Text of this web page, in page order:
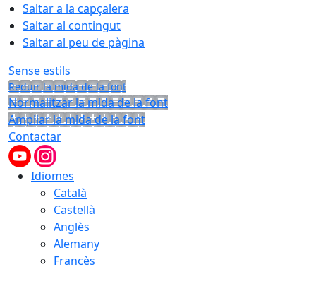
Saltar a la capçalera
Saltar al contingut
Saltar al peu de pàgina
Sense estils
Reduir la mida de la font
Normalitzar la mida de la font
Ampliar la mida de la font
Contactar
Idiomes
Català
Castellà
Anglès
Alemany
Francès